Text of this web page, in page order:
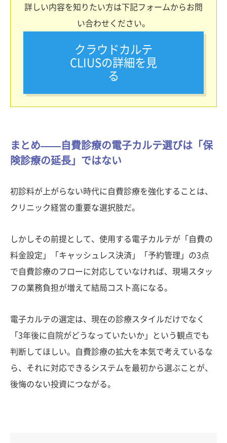
詳しい内容を知りたい方は下記フォームからお問
い合わせください。
クラウドカルテ
CLIUSの詳細を見
る
まとめ——自費診療の電子カルテ選びは「保
険診療の延長」ではない
初診料が上がらない時代に自費診療を強化することは、
クリニック経営の重要な選択肢だ。
しかしその前提として、使用する電子カルテが「自費の
料金設定」「キャッシュレス決済」「予約管理」の3点
で自費診療のフローに対応していなければ、現場スタッ
フの業務負担が増えて結局コスト高になる。
電子カルテの選定は、現在の診療スタイルだけでなく
「3年後に自院がどうなっていたいか」という観点でも
判断してほしい。自費診療の拡大を本気で考えているな
ら、それに対応できるシステムを最初から選ぶことが、
後悔のない投資につながる。